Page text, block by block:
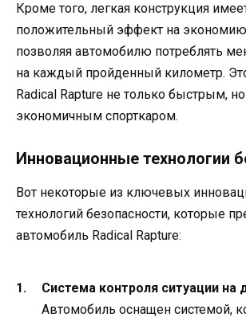
Кроме того, легкая конструкция
положительный эффект на экономию
позволяя автомобилю потреблять
на каждый пройденный километр.
Radical Rapture не только быстрым,
экономичным спорткаром.
Инновационные технологии
Вот некоторые из ключевых
технологий безопасности, которые
автомобиль Radical Rapture:
Система контроля ситуации на
Автомобиль оснащен системой,